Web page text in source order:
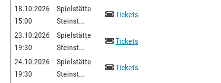
18.10.2026
15:00
Spielstätte
Steinst...
Tickets
23.10.2026
19:30
Spielstätte
Steinst...
Tickets
24.10.2026
19:30
Spielstätte
Steinst...
Tickets